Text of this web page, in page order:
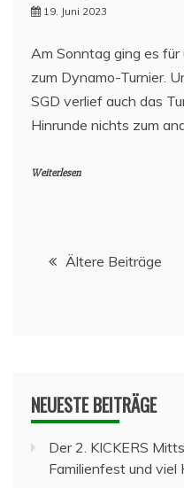
19. Juni 2023
Am Sonntag ging es
zum Dynamo-Turnier.
SGD verlief auch das
Hinrunde nichts zum
Weiterlesen
Ältere Beiträge
NEUESTE BEITRÄGE
Der 2. KICKERS
Familienfest und viel